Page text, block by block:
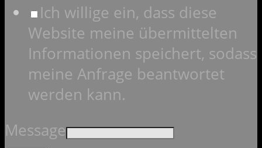
Ich willige ein, dass diese
Website meine übermittelten
Informationen speichert, sodass
meine Anfrage beantwortet
werden kann.
Message